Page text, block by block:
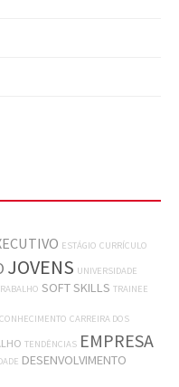
ESTÁGIO CURRÍCULO
JOVENS UNIVERSIDADE
SOFT SKILLS TRAINEE
CARREIRA DOS
TENDÊNCIAS EMPRESA
DESENVOLVIMENTO